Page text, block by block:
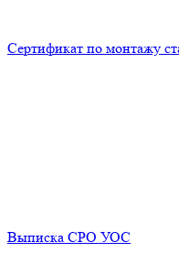
Сертификат по монтажу
Выписка СРО УОС